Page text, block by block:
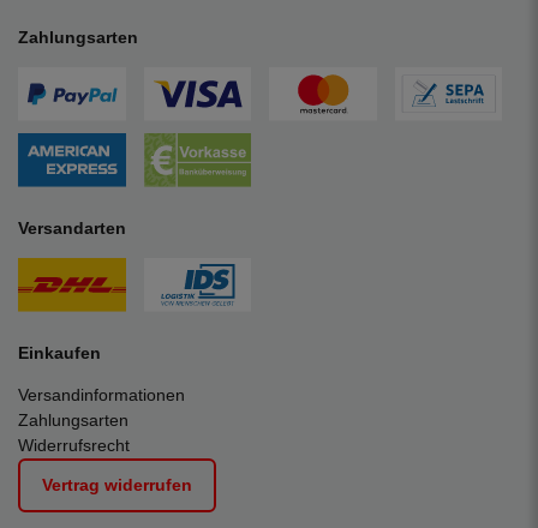
Zahlungsarten
Versandarten
Einkaufen
Versandinformationen
Zahlungsarten
Widerrufsrecht
Vertrag widerrufen